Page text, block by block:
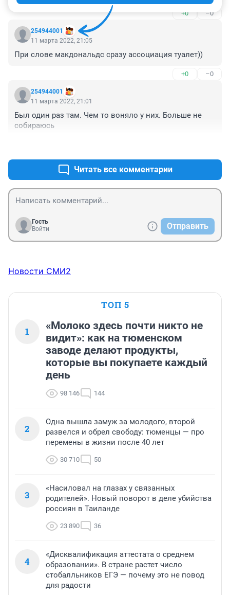
+0 –0
254944001
11 марта 2022, 21:05
При слове макдональдс сразу ассоциация туалет))
+0 –0
254944001
11 марта 2022, 21:01
Был один раз там. Чем то воняло у них. Больше не
собираюсь
Читать все комментарии
Гость
Войти
Отправить
Новости СМИ2
ТОП 5
1
«Молоко здесь почти никто не
видит»: как на тюменском
заводе делают продукты,
которые вы покупаете каждый
день
98 146 144
2
Одна вышла замуж за молодого, второй
развелся и обрел свободу: тюменцы — про
перемены в жизни после 40 лет
30 710 50
3
«Насиловал на глазах у связанных
родителей». Новый поворот в деле убийства
россиян в Таиланде
23 890 36
4
«Дисквалификация аттестата о среднем
образовании». В стране растет число
стобалльников ЕГЭ — почему это не повод
для радости